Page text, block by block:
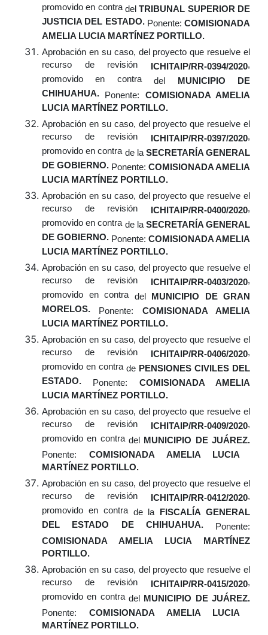
promovido en contradelTRIBUNAL SUPERIOR DE
JUSTICIA DEL ESTADO.Ponente: COMISIONADA
AMELIA LUCIA MARTÍNEZ PORTILLO.
Aprobación en su caso, del proyecto que resuelve el
recurso de revisión ICHITAIP/RR-0394/2020,
promovido en contradel MUNICIPIO DE
CHIHUAHUA. Ponente: COMISIONADA AMELIA
LUCIA MARTÍNEZ PORTILLO.
Aprobación en su caso, del proyecto que resuelve el
recurso de revisión ICHITAIP/RR-0397/2020,
promovido en contra de laSECRETARÍA GENERAL
DE GOBIERNO. Ponente: COMISIONADA AMELIA
LUCIA MARTÍNEZ PORTILLO.
Aprobación en su caso, del proyecto que resuelve el
recurso de revisión ICHITAIP/RR-0400/2020,
promovido en contra de laSECRETARÍA GENERAL
DE GOBIERNO. Ponente: COMISIONADA AMELIA
LUCIA MARTÍNEZ PORTILLO.
Aprobación en su caso, del proyecto que resuelve el
recurso de revisión ICHITAIP/RR-0403/2020,
promovido en contra del MUNICIPIO DE GRAN
MORELOS. Ponente: COMISIONADA AMELIA
LUCIA MARTÍNEZ PORTILLO.
Aprobación en su caso, del proyecto que resuelve el
recurso de revisión ICHITAIP/RR-0406/2020,
promovido en contra de PENSIONES CIVILES DEL
ESTADO. Ponente: COMISIONADA AMELIA
LUCIA MARTÍNEZ PORTILLO.
Aprobación en su caso, del proyecto que resuelve el
recurso de revisión ICHITAIP/RR-0409/2020,
promovido en contra del
MUNICIPIO DE JUÁREZ.
Ponente: COMISIONADA AMELIA LUCIA
MARTÍNEZ PORTILLO.
Aprobación en su caso, del proyecto que resuelve el
recurso de revisión ICHITAIP/RR-0412/2020,
promovido en contra de la FISCALÍA GENERAL
DEL ESTADO DE CHIHUAHUA.Ponente:
COMISIONADA AMELIA LUCIA MARTÍNEZ
PORTILLO.
Aprobación en su caso, del proyecto que resuelve el
recurso de revisión ICHITAIP/RR-0415/2020,
promovido en contra del
MUNICIPIO DE JUÁREZ.
Ponente: COMISIONADA AMELIA LUCIA
MARTÍNEZ PORTILLO.